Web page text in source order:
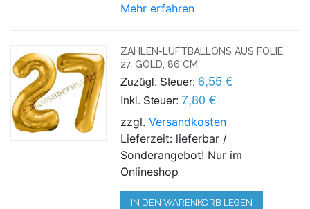
Mehr erfahren
ZAHLEN-LUFTBALLONS AUS FOLIE,
27, GOLD, 86 CM
Zuzügl. Steuer: 6,55 €
Inkl. Steuer: 7,80 €
zzgl.Versandkosten
Lieferzeit: lieferbar /
Sonderangebot! Nur im
Onlineshop
IN DEN WARENKORB LEGEN